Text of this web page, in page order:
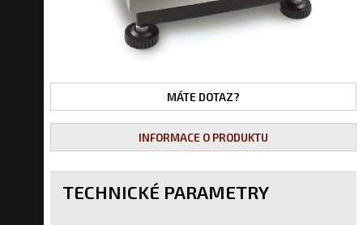
INFORMACE O PRODUKTU
MÁTE DOTAZ?
TECHNICKÉ PARAMETRY